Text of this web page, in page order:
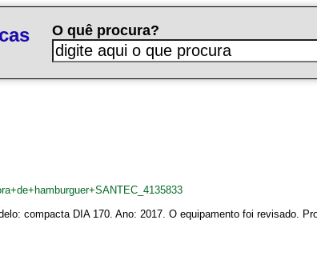
O quê procura?
compacta DIA 170. Ano: 2017. O equipamento foi revisado.